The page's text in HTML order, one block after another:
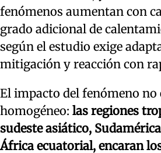
fenómenos aumentan con
grado adicional de
según el estudio exige
mitigación y reacción con
El impacto del fenómeno no
homogéneo: las regiones
sudeste asiático,
África ecuatorial, encaran